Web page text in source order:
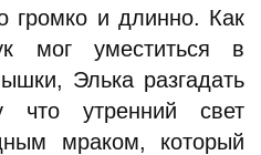
громко и длинно. Как
мог уместиться в
Элька разгадать
что утренний свет
мраком, который